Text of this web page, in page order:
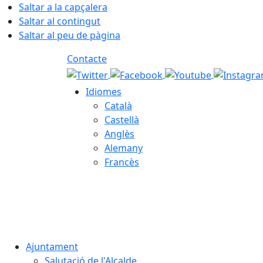
Saltar a la capçalera
Saltar al contingut
Saltar al peu de pàgina
Contacte
Idiomes
Català
Castellà
Anglès
Alemany
Francès
Ajuntament